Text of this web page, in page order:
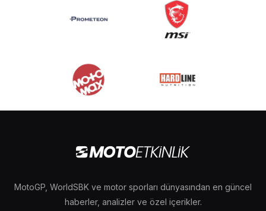
MotoGP, WorldSBK ve motor sporları dünyasından en güncel
haberler, analizler ve özel içerikler.